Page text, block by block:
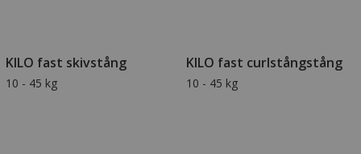
KILO fast skivstång
10 - 45 kg
KILO fast curlstångstång
10 - 45 kg